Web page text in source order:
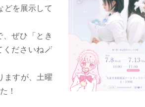
どを展示して
ぜひ「とき
くださいね🪄
ますが、土曜
！